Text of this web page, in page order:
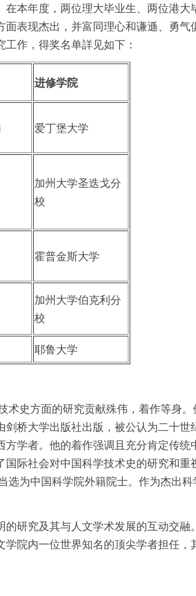
本年度，两位理大毕业生、两位港大
表现杰出，并富同理心和谦遜、勇气
作，得奖名单詳见如下：
进修学院
爱丁堡大学
加州大学圣迭戈分
校
霍普金斯大学
加州大学伯克利分
校
耶鲁大学
史方面的研究贡献殊伟，着作等身。
桥大学出版社出版，被公认为二十世
学者。他的着作强调且充分肯定传统
际社会对中国科学技术史的研究和重
选为中国科学院外籍院士。作为杰出
研究及其与人文学术发展的互动交融
院内一位世界知名的顶尖学者担任，